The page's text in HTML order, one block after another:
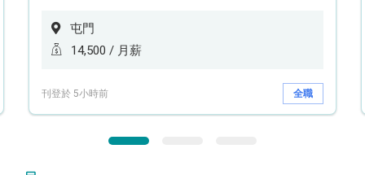
屯門
14,500 / 月薪
刊登於 5小時前 全職